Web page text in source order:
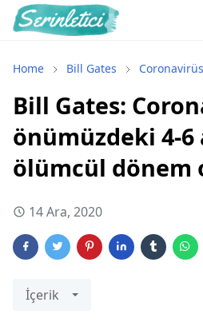
Home Bill Gates
Bill Gates:
önümüzdeki 4-6
ölümcül dönem
14 Ara, 2020
İçerik